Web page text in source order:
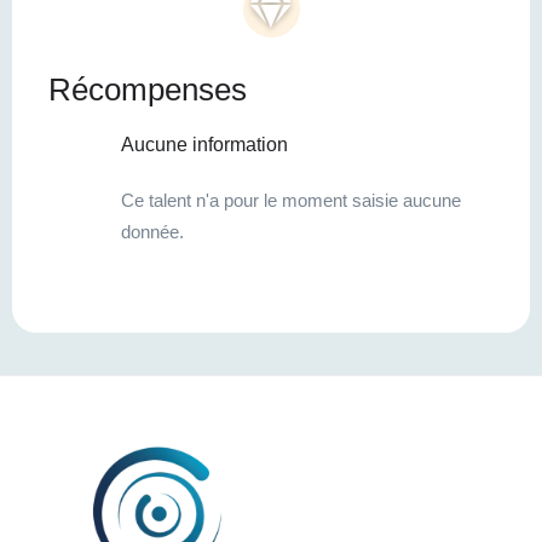
Récompenses
Aucune information
Ce talent n'a pour le moment saisie aucune
donnée.